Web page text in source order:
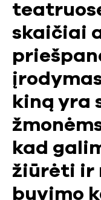
skaičiai
kiną yra
kad
žiūrėti ir
buvimo